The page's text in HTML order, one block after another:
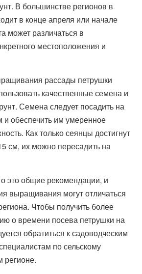
В большинстве регионов в
в конце апреля или начале
может различаться в
местоположения и
рассады петрушки
качественные семена и
Семена следует посадить на
и обеспечить им умеренное
Как только сеянцы достигнут
см, их можно пересадить на
это общие рекомендации, и
выращивания могут отличаться
Чтобы получить более
о времени посева петрушки на
обратиться к садоводческим
по сельскому
регионе.